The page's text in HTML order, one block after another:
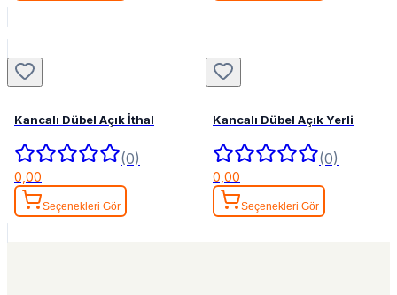
Kancalı Dübel Açık İthal
(0)
0,00
Seçenekleri Gör
Kancalı Dübel Açık Yerli
(0)
0,00
Seçenekleri Gör